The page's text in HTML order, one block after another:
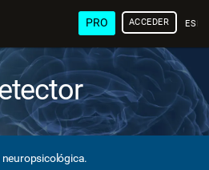
PRO ACCEDER